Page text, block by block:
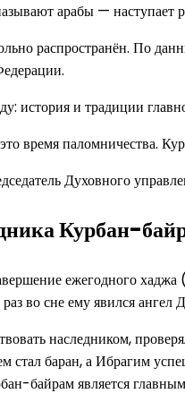
арабы — наступает
распространён. По
время паломничества.
Духовного
Курбан-
ежегодного
во сне ему явился ангел
наследником,
стал баран, а Ибрагим
байрам является